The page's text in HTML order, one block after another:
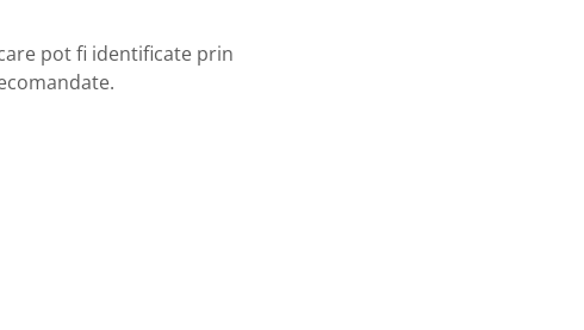
pot fi identificate prin